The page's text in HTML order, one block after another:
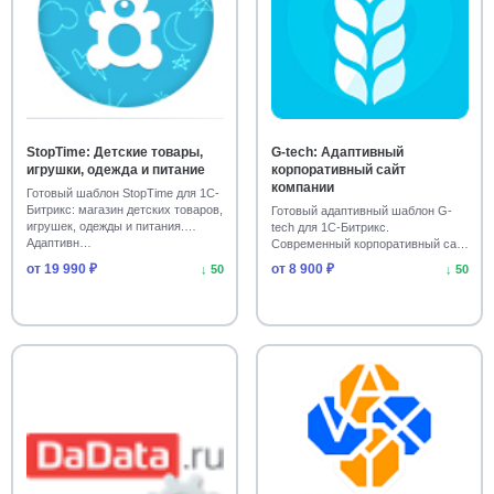
Интернет-магазин товаров для дома
Сайты отелей и гостиниц
Отправка писем и SMTP
Сайты салонов красоты и здоровья 10
Авторизация и защита форм
Мобильные приложения Интеграция с Ozon
Медицина 8
Государство 8
Обратная связь 8
StopTime: Детские товары,
игрушки, одежда и питание
Готовый шаблон StopTime для 1С-
Битрикс: магазин детских товаров,
игрушек, одежды и питания.
Адаптивн…
от 19 990 ₽ ↓ 50
G‑tech: Адаптивный
корпоративный сайт
компании
Готовый адаптивный шаблон G-
tech для 1С-Битрикс.
Современный корпоративный сайт
для вашего бизнеса. …
от 8 900 ₽ ↓ 50